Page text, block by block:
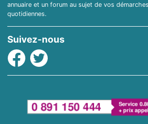
annuaire et un forum au sujet de vos
quotidiennes.
Suivez-nous
Facebook
Twitter